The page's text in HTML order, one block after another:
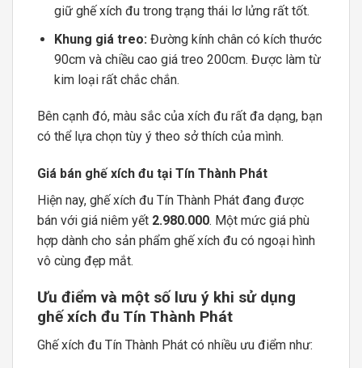
giữ ghế xích đu trong trạng thái lơ lửng rất tốt.
Khung giá treo: Đường kính chân có kích thước
90cm và chiều cao giá treo 200cm. Được làm từ
kim loại rất chắc chắn.
Bên cạnh đó, màu sắc của xích đu rất đa dạng, bạn
có thể lựa chọn tùy ý theo sở thích của mình.
Giá bán ghế xích đu tại Tín Thành Phát
Hiện nay, ghế xích đu Tín Thành Phát đang được
bán với giá niêm yết 2.980.000. Một mức giá phù
hợp dành cho sản phẩm ghế xích đu có ngoại hình
vô cùng đẹp mắt.
Ưu điểm và một số lưu ý khi sử dụng
ghế xích đu Tín Thành Phát
Ghế xích đu Tín Thành Phát có nhiều ưu điểm như: